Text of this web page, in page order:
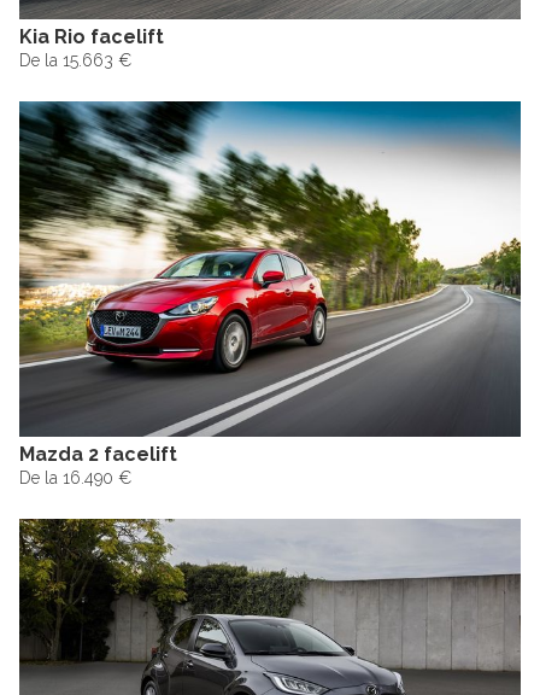
Kia Rio facelift
De la 15.663 €
Mazda 2 facelift
De la 16.490 €